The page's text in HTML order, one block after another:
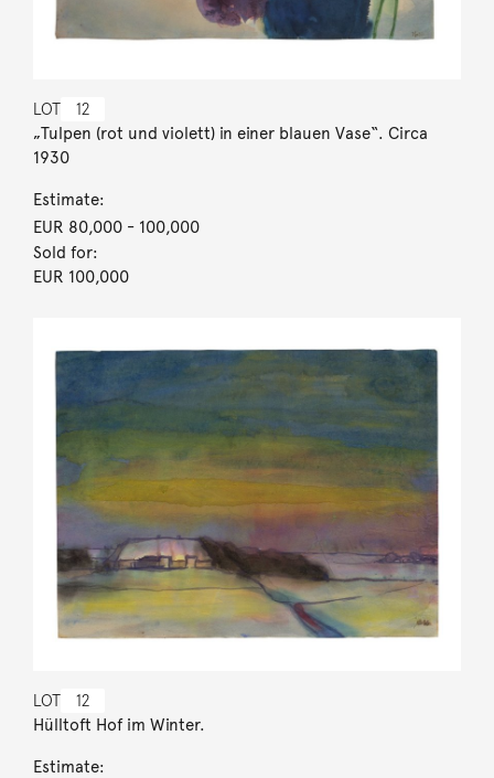
LOT 12
„Tulpen (rot und violett) in einer blauen Vase“. Circa
1930
Estimate:
EUR 80,000- 100,000
Sold for:
EUR 100,000
LOT 12
Hülltoft Hof im Winter.
Estimate: